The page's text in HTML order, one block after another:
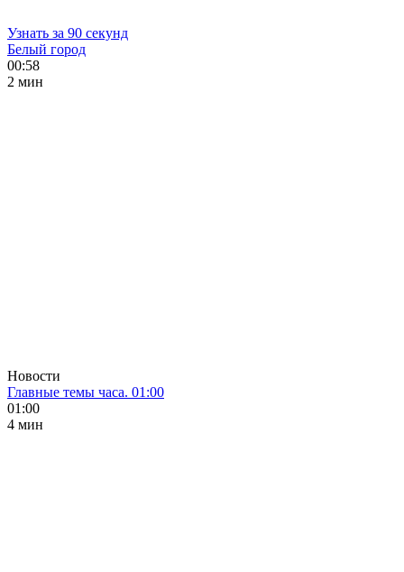
Узнать за 90 секунд
Белый город
00:58
2 мин
Новости
Главные темы часа. 01:00
01:00
4 мин